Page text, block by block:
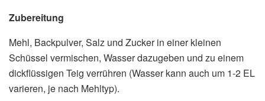
Zubereitung
Mehl, Backpulver, Salz und Zucker in einer kleinen
Schüssel vermischen, Wasser dazugeben und zu einem
dickflüssigen Teig verrühren (Wasser kann auch um 1-2 EL
varieren, je nach Mehltyp).